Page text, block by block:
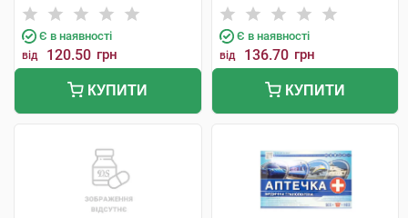
Є в наявності
від 120.50 грн
КУПИТИ
Є в наявності
від 136.70 грн
КУПИТИ